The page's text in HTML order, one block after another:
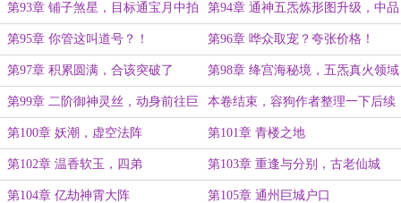
第93章 铺子煞星，目标通宝月中拍
卖会
第94章 通神五炁炼形图升级，中品
禁器
第95章 你管这叫道号？！ 第96章 哗众取宠？夸张价格！
第97章 积累圆满，合该突破了 第98章 绛宫海秘境，五炁真火领域
第99章 二阶御神灵丝，动身前往巨
城
本卷结束，容狗作者整理一下后续
剧情~
第100章 妖潮，虚空法阵 第101章 青楼之地
第102章 温香软玉，四弟 第103章 重逢与分别，古老仙城
第104章 亿劫神霄大阵 第105章 通州巨城户口